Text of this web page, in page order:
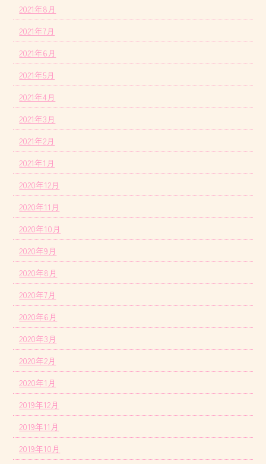
2021年8月
2021年7月
2021年6月
2021年5月
2021年4月
2021年3月
2021年2月
2021年1月
2020年12月
2020年11月
2020年10月
2020年9月
2020年8月
2020年7月
2020年6月
2020年3月
2020年2月
2020年1月
2019年12月
2019年11月
2019年10月